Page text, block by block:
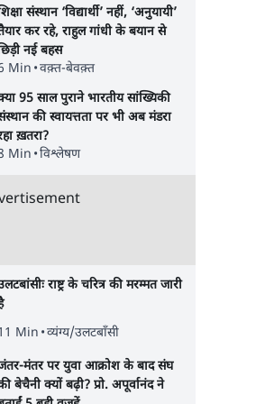
संस्थान ‘विद्यार्थी’ नहीं, ‘अनुयायी’
कर रहे, राहुल गांधी के बयान से
नई बहस
Min •वक़्त-बेवक़्त
95 साल पुराने भारतीय सांख्यिकी
की स्वायत्तता पर भी अब मंडरा
ख़तरा?
Min •विश्लेषण
राष्ट्र के चरित्र की मरम्मत जारी
Min •व्यंग्य/उलटबाँसी
मंतर पर युवा आक्रोश के बाद संघ
बेचैनी क्यों बढ़ी? प्रो. अपूर्वानंद ने